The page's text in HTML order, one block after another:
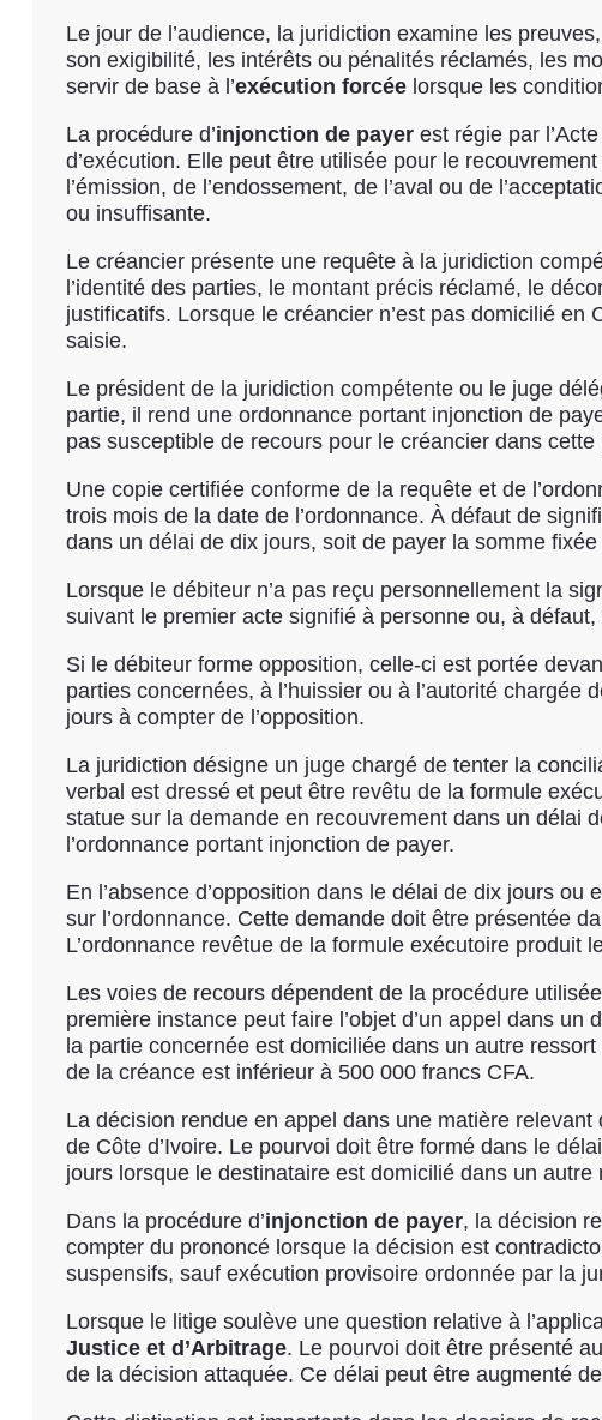
Le jour de l’audience, la juridiction examine les
son exigibilité, les intérêts ou pénalités réclamés, les
servir de base à l’exécution forcée lorsque les
La procédure d’injonction de payer est régie par
d’exécution. Elle peut être utilisée pour le
l’émission, de l’endossement, de l’aval ou de
ou insuffisante.
Le créancier présente une requête à la juridiction
l’identité des parties, le montant précis réclamé, le
justificatifs. Lorsque le créancier n’est pas domicilié
saisie.
Le président de la juridiction compétente ou le juge
partie, il rend une ordonnance portant injonction de
pas susceptible de recours pour le créancier dans
Une copie certifiée conforme de la requête et de
trois mois de la date de l’ordonnance. À défaut de
dans un délai de dix jours, soit de payer la somme
Lorsque le débiteur n’a pas reçu personnellement la
suivant le premier acte signifié à personne ou, à
Si le débiteur forme opposition, celle-ci est portée
parties concernées, à l’huissier ou à l’autorité
jours à compter de l’opposition.
La juridiction désigne un juge chargé de tenter la
verbal est dressé et peut être revêtu de la formule
statue sur la demande en recouvrement dans un délai
l’ordonnance portant injonction de payer.
En l’absence d’opposition dans le délai de dix jours
sur l’ordonnance. Cette demande doit être présentée
L’ordonnance revêtue de la formule exécutoire produit
Les voies de recours dépendent de la procédure
première instance peut faire l’objet d’un appel dans
la partie concernée est domiciliée dans un autre
de la créance est inférieur à 500 000 francs CFA.
La décision rendue en appel dans une matière relevant
de Côte d’Ivoire. Le pourvoi doit être formé dans le
jours lorsque le destinataire est domicilié dans un
Dans la procédure d’injonction de payer, la décision
compter du prononcé lorsque la décision est
suspensifs, sauf exécution provisoire ordonnée par la
Lorsque le litige soulève une question relative à
Justice et d’Arbitrage. Le pourvoi doit être présenté
de la décision attaquée. Ce délai peut être augmenté